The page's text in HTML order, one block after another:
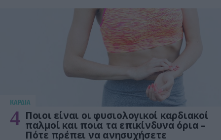
KΑΡΔΙΑ
4 Ποιοι είναι οι φυσιολογικοί καρδιακοί
παλμοί και ποια τα επικίνδυνα όρια –
Πότε πρέπει να ανησυχήσετε